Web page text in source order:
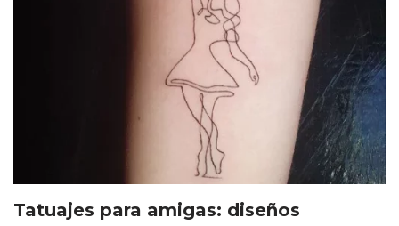
Tatuajes para amigas: diseños